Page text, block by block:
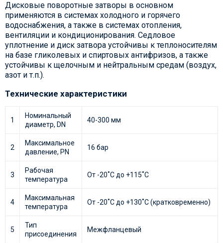
Дисковые поворотные затворы в основном
применяются в системах холодного и горячего
водоснабжения, а также в системах отопления,
вентиляции и кондиционирования. Седловое
уплотнение и диск затвора устойчивы к теплоносителям
на базе гликолевых и спиртовых антифризов, а также
устойчивы к щелочным и нейтральным средам (воздух,
азот и т.п.).
Технические характеристики
1
Номинальный
диаметр, DN
40-300 мм
2
Максимальное
давление, РN
16 бар
3
Рабочая
температура
От -20˚С до +115˚С
4
Максимальная
температура
От -20˚С до +130˚С (кратковременно)
5
Тип
присоединения
Межфланцевый